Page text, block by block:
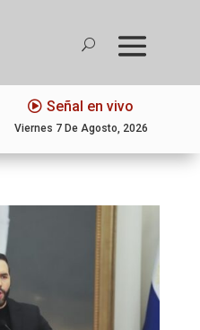
Señal en vivo
Viernes 7 De Agosto, 2026